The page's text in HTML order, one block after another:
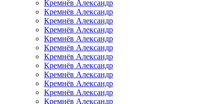
Кремнёв Александр
Кремнёв Александр
Кремнёв Александр
Кремнёв Александр
Кремнёв Александр
Кремнёв Александр
Кремнёв Александр
Кремнёв Александр
Кремнёв Александр
Кремнёв Александр
Кремнёв Александр
Кремнёв Александр